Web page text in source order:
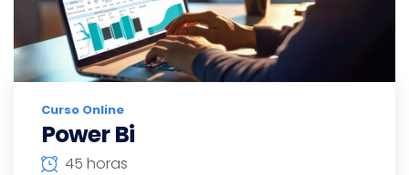
Curso Online
Power Bi
45 horas